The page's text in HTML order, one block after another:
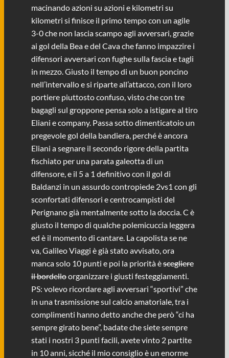
macinando azioni su azioni e kilometri su
kilometri si finisce il primo tempo con un agile
3-0 che non lascia scampo agli avversari, grazie
ai gol della Bea e del Cava che fanno impazzire i
difensori avversari con fughe sulla fascia e tagli
in mezzo. Giusto il tempo di un buon poncino
nell’intervallo e si riparte all’attacco, con il loro
portiere piuttosto confuso, visto che con tre
bagagli sul groppone pensa solo a istigare al tiro
Eliani e company. Passa sotto dimenticatoio un
pregevole gol della bandiera, perché è ancora
Eliani a segnare il secondo rigore della partita
fischiato per una parata galeotta di un
difensore, e il 5 a 1 definitivo con il gol di
Baldanzi in un assurdo contropiede 2vs1 con gli
sconfortati difensori e centrocampisti del
Perignano già mentalmente sotto la doccia. C è
giusto il tempo di qualche polemicuccia leggera
ed è il momento di cantare. La capolista se ne
va, Galileo Viaggi è già stato avvisato, ora
manca solo 10 punti e poi la priorità èscegliere
il bordelloorganizzare i giusti festeggiamenti.
PS: volevo ricordare agli avversari “sportivi” che
in una trasmissione sul calcio amatoriale, tra i
complimenti hanno detto anche che però “ci ha
sempre girato bene”, badate che siete sempre
stati i nostri 3 punti facili, avete vinto 2 partite
in 10 anni, sicché il mio consiglio è un enorme